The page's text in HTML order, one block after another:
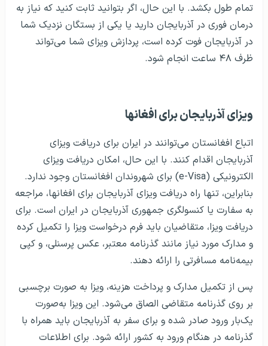
تمام طول بکشد. با این حال، اگر بتوانید ثابت کنید که نیاز به
درمان فوری در آذربایجان دارید یا یکی از بستگان نزدیک شما
در آذربایجان فوت کرده است، پردازش ویزای شما می‌تواند
ظرف ۴۸ ساعت انجام شود.
ویزای آذربایجان برای افغانها
اتباع افغانستان می‌توانند در ایران برای دریافت ویزای
آذربایجان اقدام کنند. با این حال، امکان دریافت ویزای
الکترونیکی (e-Visa) برای شهروندان افغانستان وجود ندارد.
بنابراین، تنها راه دریافت ویزای آذربایجان برای افغانها، مراجعه
به سفارت یا کنسولگری جمهوری آذربایجان در ایران است. برای
دریافت ویزا، متقاضیان باید فرم درخواست ویزا را تکمیل کرده
و مدارک مورد نیاز مانند گذرنامه معتبر، عکس پرسنلی، و کپی
بیمه‌نامه مسافرتی را ارائه دهند.
پس از تکمیل مدارک و پرداخت هزینه، ویزا به صورت برچسبی
بر روی گذرنامه متقاضی الصاق می‌شود. این ویزا به‌صورت
یک‌بار ورود صادر شده و برای سفر به آذربایجان باید همراه با
گذرنامه در هنگام ورود به کشور ارائه شود. برای اطلاعات